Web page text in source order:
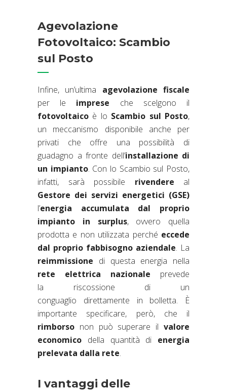
Agevolazione
Fotovoltaico: Scambio
sul Posto
Infine, un’ultima agevolazione fiscale
per le imprese che scelgono il
fotovoltaico è lo Scambio sul Posto,
un meccanismo disponibile anche per
privati che offre una possibilità di
guadagno a fronte dell’installazione di
un impianto. Con lo Scambio sul Posto,
infatti, sarà possibile rivendere al
Gestore dei servizi energetici (GSE)
l’energia accumulata
dal proprio
impianto in surplus, ovvero quella
prodotta e non utilizzata perché eccede
dal proprio fabbisogno aziendale. La
reimmissione di questa energia nella
rete elettrica nazionale prevede
la riscossione di un
conguaglio direttamente in bolletta. È
importante specificare, però, che il
rimborso non può superare il valore
economico della quantità di energia
prelevata dalla rete.
I vantaggi delle